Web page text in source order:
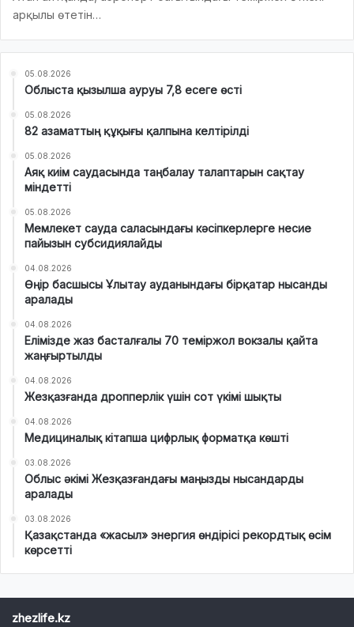
арқылы өтетін…
05.08.2026
Облыста қызылша ауруы 7,8 есеге өсті
05.08.2026
82 азаматтың құқығы қалпына келтірілді
05.08.2026
Аяқ киім саудасында таңбалау талаптарын сақтау
міндетті
05.08.2026
Мемлекет сауда саласындағы кәсіпкерлерге несие
пайызын субсидиялайды
04.08.2026
Өңір басшысы Ұлытау ауданындағы бірқатар нысанды
аралады
04.08.2026
Елімізде жаз басталғалы 70 теміржол вокзалы қайта
жаңғыртылды
04.08.2026
Жезқазғанда дропперлік үшін сот үкімі шықты
04.08.2026
Медициналық кітапша цифрлық форматқа көшті
03.08.2026
Облыс әкімі Жезқазғандағы маңызды нысандарды
аралады
03.08.2026
Қазақстанда «жасыл» энергия өндірісі рекордтық өсім
көрсетті
zhezlife.kz